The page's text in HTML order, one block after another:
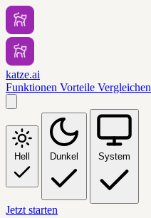
katze.ai
Funktionen Vorteile Vergleichen
Hell Dunkel System
Jetzt starten